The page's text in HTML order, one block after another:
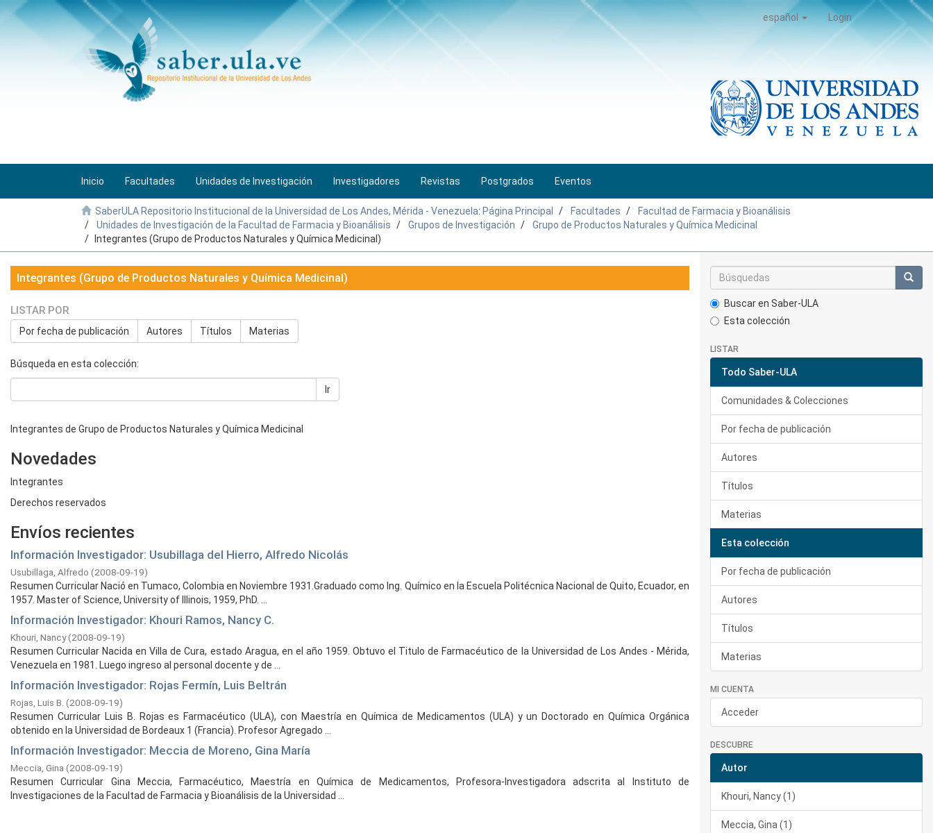
español Login
Inicio Facultades Unidades de Investigación Investigadores Revistas Postgrados Eventos
SaberULA Repositorio Institucional de la Universidad de Los Andes, Mérida - Venezuela: Página Principal Facultades
Facultad de Farmacia y Bioanálisis
Unidades de Investigación de la Facultad de Farmacia y Bioanálisis
Grupos de Investigación
Grupo de Productos Naturales y Química Medicinal
Integrantes (Grupo de Productos Naturales y Química Medicinal)
Integrantes (Grupo de Productos Naturales y Química Medicinal)
LISTAR POR
Por fecha de publicación Autores Títulos Materias
Búsqueda en esta colección:
Ir
Integrantes de Grupo de Productos Naturales y Química Medicinal
Novedades
Integrantes
Derechos reservados
Envíos recientes
Información Investigador: Usubillaga del Hierro, Alfredo Nicolás
Usubillaga, Alfredo (2008-09-19)
Resumen Curricular Nació en Tumaco, Colombia en Noviembre 1931.Graduado como Ing. Químico en la Escuela Politécnica Nacional de Quito, Ecuador, en
1957. Master of Science, University of Illinois, 1959, PhD. ...
Información Investigador: Khouri Ramos, Nancy C.
Khouri, Nancy(2008-09-19)
Resumen Curricular Nacida en Villa de Cura, estado Aragua, en el año 1959. Obtuvo el Titulo de Farmacéutico de la Universidad de Los Andes - Mérida,
Venezuela en 1981. Luego ingreso al personal docente y de ...
Información Investigador: Rojas Fermín, Luis Beltrán
Rojas, Luis B. (2008-09-19)
Resumen Curricular Luis B. Rojas es Farmacéutico (ULA), con Maestría en Química de Medicamentos (ULA) y un Doctorado en Química Orgánica
obtenido en la Universidad de Bordeaux 1 (Francia). Profesor Agregado ...
Información Investigador: Meccia de Moreno, Gina María
Meccia, Gina (2008-09-19)
Resumen Curricular Gina Meccia, Farmacéutico, Maestría en Química de Medicamentos, Profesora-Investigadora adscrita al Instituto de
Investigaciones de la Facultad de Farmacia y Bioanálisis de la Universidad ...
Buscar en Saber-ULA
Esta colección
LISTAR
Todo Saber-ULA
Comunidades & Colecciones
Por fecha de publicación
Autores
Títulos
Materias
Esta colección
Por fecha de publicación
Autores
Títulos
Materias
MI CUENTA
Acceder
DESCUBRE
Autor
Khouri, Nancy (1)
Meccia, Gina (1)